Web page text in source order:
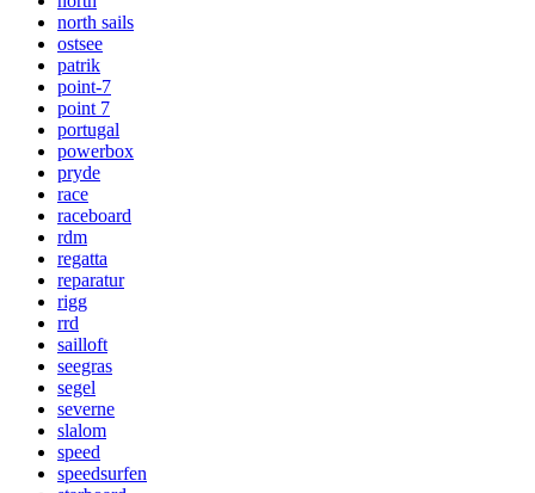
north sails
ostsee
patrik
point-7
point 7
portugal
powerbox
pryde
race
raceboard
rdm
regatta
reparatur
rigg
rrd
sailloft
seegras
segel
severne
slalom
speed
speedsurfen